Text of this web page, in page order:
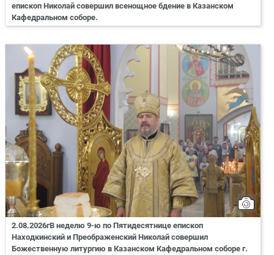
епископ Николай совершил всенощное бдение в Казанском
Кафедральном соборе.
2.08.2026гВ неделю 9-ю по Пятидесятнице епископ
Находкинский и Преображенский Николай совершил
Божественную литургию в Казанском Кафедральном соборе г.